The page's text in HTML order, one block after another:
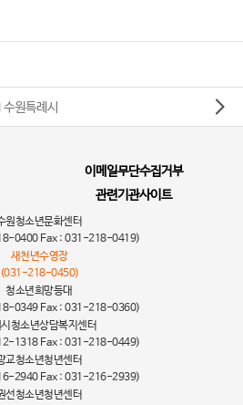
수원특례시
이메일무단수집거부
관련기관사이트
원청소년문화센터
0400 Fax : 031-218-0419)
새천년수영장
(031-218-0450)
청소년희망등대
0349 Fax : 031-218-0360)
청소년상담복지센터
1318 Fax : 031-218-0449)
교청소년청년센터
2940 Fax : 031-216-2939)
선청소년청년센터